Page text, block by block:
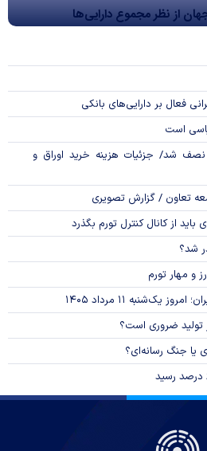
از نظر مجموع دارایی‌ها
فعال بر دارایی‌های بانکی
است
شد/ جزئیات هزینه خرید اوراق و
تعاون / گزارش تصویری
از کانال کنترل تورم بگذرد
و مهار تورم
یک‌شنبه ۱۱ مرداد ۱۴۰۵
تولید ضروری است؟
یا جنگ رسانه‌ای؟